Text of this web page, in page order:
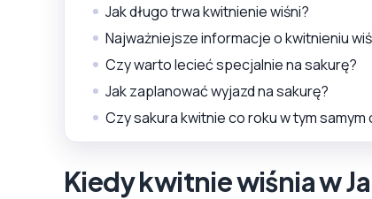
Jak długo trwa kwitnienie wiśni?
Najważniejsze informacje o kwitnieniu
Czy warto lecieć specjalnie na sakurę?
Jak zaplanować wyjazd na sakurę?
Czy sakura kwitnie co roku w tym samym
Kiedy kwitnie wiśnia w